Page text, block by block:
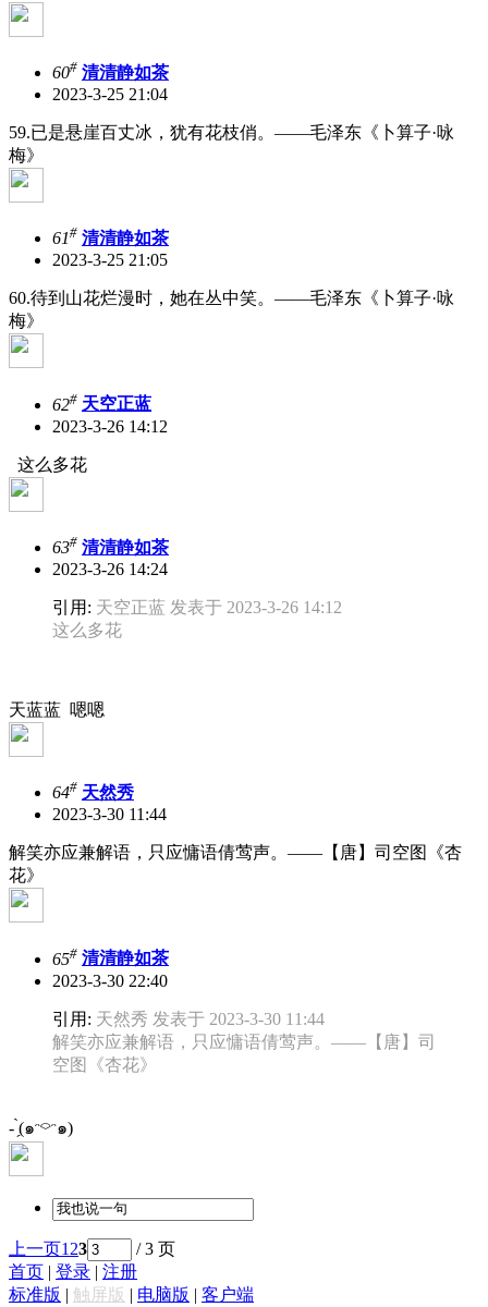
60# 清清静如茶
2023-3-25 21:04
59.已是悬崖百丈冰，犹有花枝俏。——毛泽东《卜算子·咏
梅》
61# 清清静如茶
2023-3-25 21:05
60.待到山花烂漫时，她在丛中笑。——毛泽东《卜算子·咏
梅》
62# 天空正蓝
2023-3-26 14:12
这么多花
63# 清清静如茶
2023-3-26 14:24
引用: 天空正蓝 发表于 2023-3-26 14:12
这么多花
天蓝蓝 嗯嗯
64# 天然秀
2023-3-30 11:44
解笑亦应兼解语，只应慵语倩莺声。——【唐】司空图《杏
花》
65# 清清静如茶
2023-3-30 22:40
引用: 天然秀 发表于 2023-3-30 11:44
解笑亦应兼解语，只应慵语倩莺声。——【唐】司
空图《杏花》
- ̗̀(๑ᵔ⌔ᵔ๑)
上一页1 23
/ 3 页
首页 | 登录 | 注册
标准版 | 触屏版 | 电脑版 | 客户端